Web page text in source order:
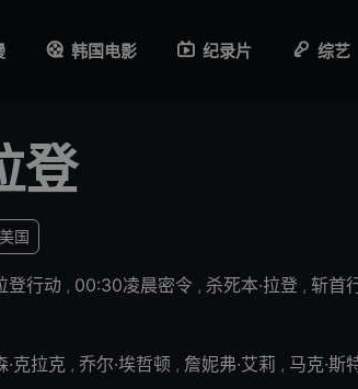
韩国电影 纪录片 综艺
登
美国
登行动 , 00:30凌晨密令 , 杀死本·拉登 , 斩首
·克拉克 , 乔尔·埃哲顿 , 詹妮弗·艾莉 , 马克·斯